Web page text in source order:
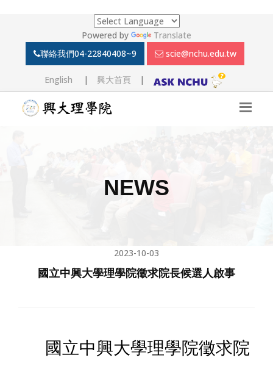
Powered by
Translate
聯絡我們04-22840408~9 scie@nchu.edu.tw
English | 興大首頁|
NEWS
2023-10-03
國立中興大學理學院徵求院長候選人啟事
國立中興大學理學院徵求院